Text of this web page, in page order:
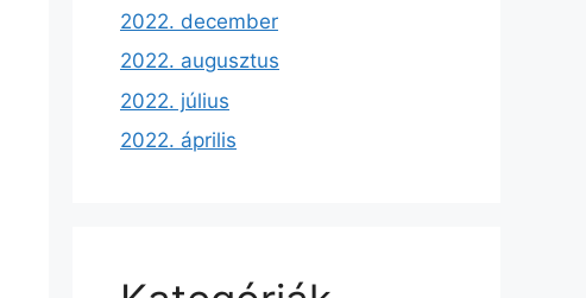
2022. december
2022. augusztus
2022. július
2022. április